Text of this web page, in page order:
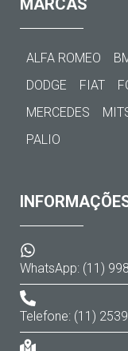
MARCAS
ALFA ROMEO
DODGE
FIAT
MERCEDES
PALIO
WhatsApp: (11)
Telefone: (11)